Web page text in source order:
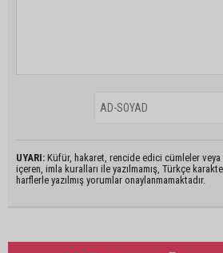
UYARI: Küfür, hakaret, rencide edici cümleler veya
içeren, imla kuralları ile yazılmamış, Türkçe
harflerle yazılmış yorumlar onaylanmamaktadır.